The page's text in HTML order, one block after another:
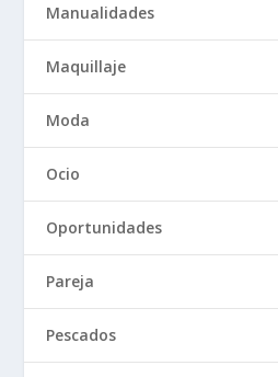
Manualidades
Maquillaje
Moda
Ocio
Oportunidades
Pareja
Pescados